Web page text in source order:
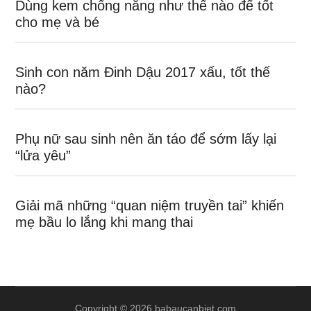
Dùng kem chống nắng như thế nào để tốt
cho mẹ và bé
Sinh con năm Đinh Dậu 2017 xấu, tốt thế
nào?
Phụ nữ sau sinh nên ăn táo để sớm lấy lại
“lửa yêu”
Giải mã những “quan niệm truyền tai” khiến
mẹ bầu lo lắng khi mang thai
Copyright © 2026 babaucanbiet.com